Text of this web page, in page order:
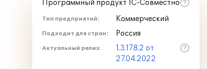
Программный продукт 1С-Совместно
Тип предприятий: Коммерческий
Подходит для стран: Россия
Актуальный релиз:
1.3.178.2 от
27.04.2022